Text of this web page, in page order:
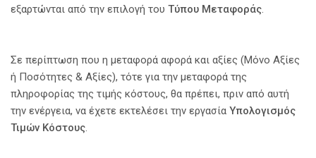
εξαρτώνται από την επιλογή του Τύπου Μεταφοράς.
Σε περίπτωση που η μεταφορά αφορά και αξίες (Μόνο Αξίες
ή Ποσότητες & Αξίες), τότε για την μεταφορά της
πληροφορίας της τιμής κόστους, θα πρέπει, πριν από αυτή
την ενέργεια, να έχετε εκτελέσει την εργασία Υπολογισμός
Τιμών Κόστους.